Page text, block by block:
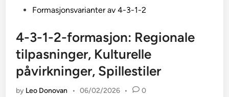
PostedFormasjonsvarianter av 4-3-1-2
4-3-1-2-formasjon: Regionale
tilpasninger, Kulturelle
påvirkninger, Spillestiler
by Leo Donovan • 06/02/2026 • 0